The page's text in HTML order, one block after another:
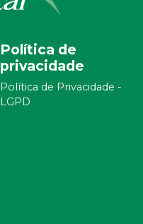
Política de
privacidade
Política de Privacidade -
LGPD